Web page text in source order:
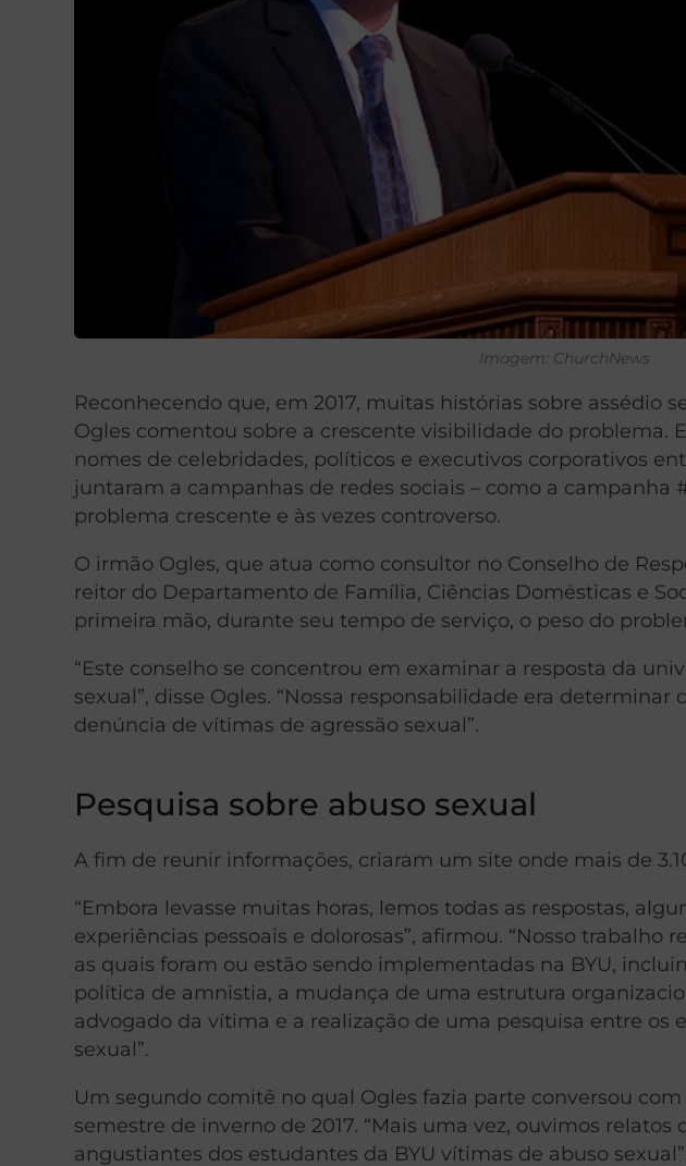
Imagem: ChurchNews
Reconhecendo que, em 2017, muitas histórias sobre assédio
Ogles comentou sobre a crescente visibilidade do problema.
nomes de celebridades, políticos e executivos corporativos
juntaram a campanhas de redes sociais – como a campanha
problema crescente e às vezes controverso.
O irmão Ogles, que atua como consultor no Conselho de
reitor do Departamento de Família, Ciências Domésticas e
primeira mão, durante seu tempo de serviço, o peso do
“Este conselho se concentrou em examinar a resposta da
sexual”, disse Ogles. “Nossa responsabilidade era
denúncia de vítimas de agressão sexual”.
Pesquisa sobre abuso sexual
A fim de reunir informações, criaram um site onde mais de
“Embora levasse muitas horas, lemos todas as respostas,
experiências pessoais e dolorosas”, afirmou. “Nosso trabalho
as quais foram ou estão sendo implementadas na BYU,
política de amnistia, a mudança de uma estrutura
advogado da vítima e a realização de uma pesquisa entre os
sexual”.
Um segundo comitê no qual Ogles fazia parte conversou
semestre de inverno de 2017. “Mais uma vez, ouvimos relatos
angustiantes dos estudantes da BYU vítimas de abuso